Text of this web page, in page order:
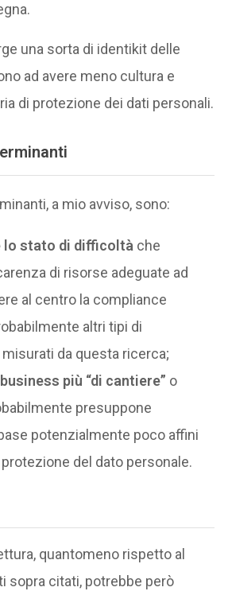
una sorta di identikit delle
ad avere meno cultura e
di protezione dei dati personali.
a mio avviso, sono:
lo stato di difficoltà che
di risorse adeguate ad
al centro la compliance
altri tipi di
da questa ricerca;
più “di cantiere” o
presuppone
potenzialmente poco affini
del dato personale.
quantomeno rispetto al
sopra citati, potrebbe però